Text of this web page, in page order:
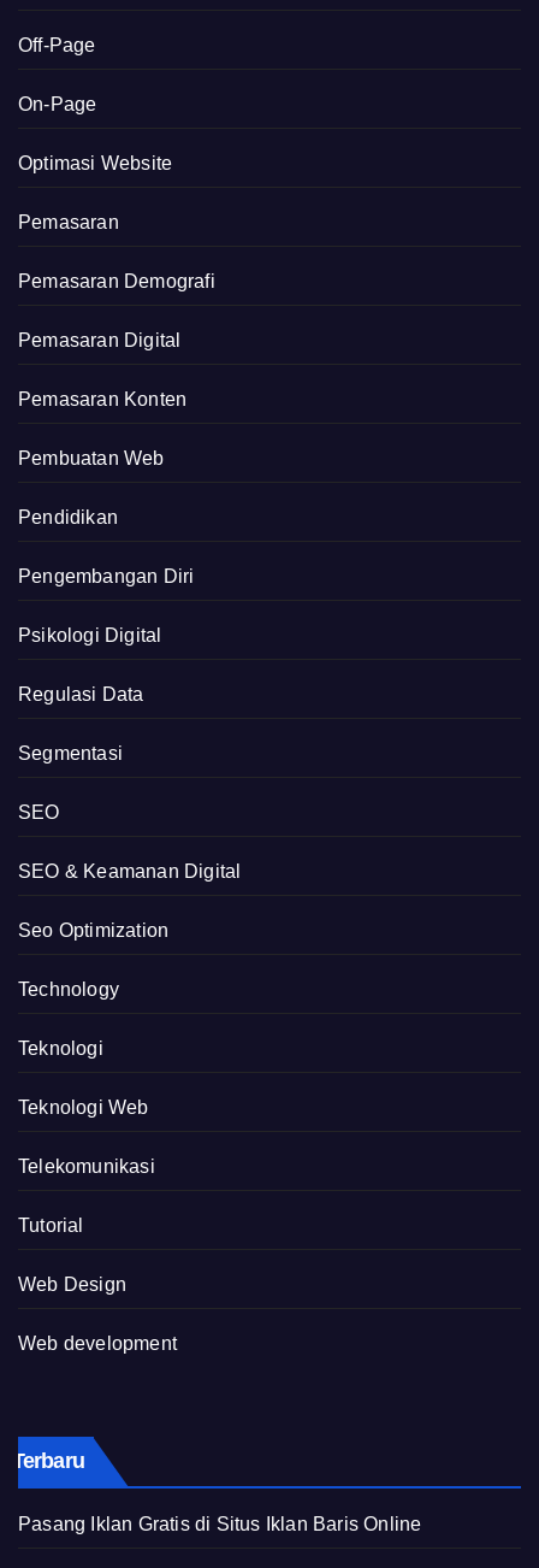
Off-Page
On-Page
Optimasi Website
Pemasaran
Pemasaran Demografi
Pemasaran Digital
Pemasaran Konten
Pembuatan Web
Pendidikan
Pengembangan Diri
Psikologi Digital
Regulasi Data
Segmentasi
SEO
SEO & Keamanan Digital
Seo Optimization
Technology
Teknologi
Teknologi Web
Telekomunikasi
Tutorial
Web Design
Web development
Terbaru
Pasang Iklan Gratis di Situs Iklan Baris Online